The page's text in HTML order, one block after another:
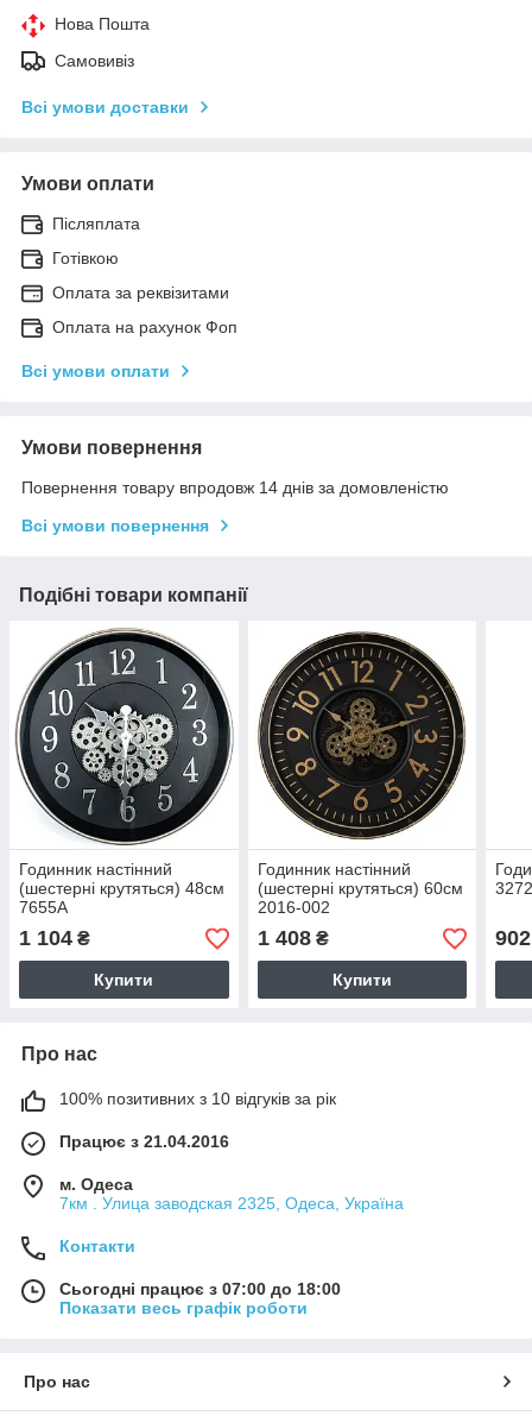
Нова Пошта
Самовивіз
Всі умови доставки
Умови оплати
Післяплата
Готівкою
Оплата за реквізитами
Оплата на рахунок Фоп
Всі умови оплати
Умови повернення
Повернення товару впродовж 14 днів за домовленістю
Всі умови повернення
Подібні товари компанії
Годинник настінний
(шестерні крутяться) 48см
7655А
1 104 ₴
Купити
Годинник настінний
(шестерні крутяться) 60см
2016-002
1 408₴
Купити
902
Про нас
100% позитивних з 10 відгуків за рік
Працює з 21.04.2016
м. Одеса
7км . Улица заводская 2325, Одеса, Україна
Контакти
Сьогодні працює з 07:00 до 18:00
Показати весь графік роботи
Про нас